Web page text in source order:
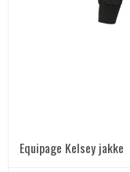
Equipage Kelsey jakke